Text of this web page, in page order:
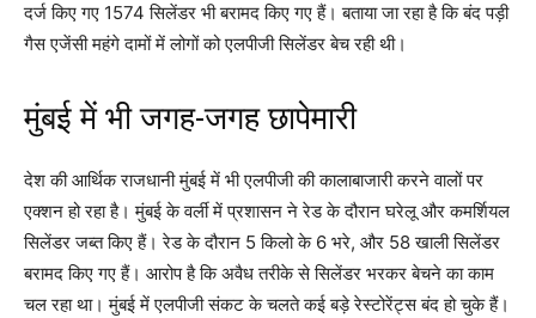
दर्ज किए गए 1574 सिलेंडर भी बरामद किए गए हैं। बताया जा रहा है कि बंद पड़ी
गैस एजेंसी महंगे दामों में लोगों को एलपीजी सिलेंडर बेच रही थी।
मुंबई में भी जगह-जगह छापेमारी
देश की आर्थिक राजधानी मुंबई में भी एलपीजी की कालाबाजारी करने वालों पर
एक्शन हो रहा है। मुंबई के वर्ली में प्रशासन ने रेड के दौरान घरेलू और कमर्शियल
सिलेंडर जब्त किए हैं। रेड के दौरान 5 किलो के 6 भरे, और 58 खाली सिलेंडर
बरामद किए गए हैं। आरोप है कि अवैध तरीके से सिलेंडर भरकर बेचने का काम
चल रहा था। मुंबई में एलपीजी संकट के चलते कई बड़े रेस्टोरेंट्स बंद हो चुके हैं।